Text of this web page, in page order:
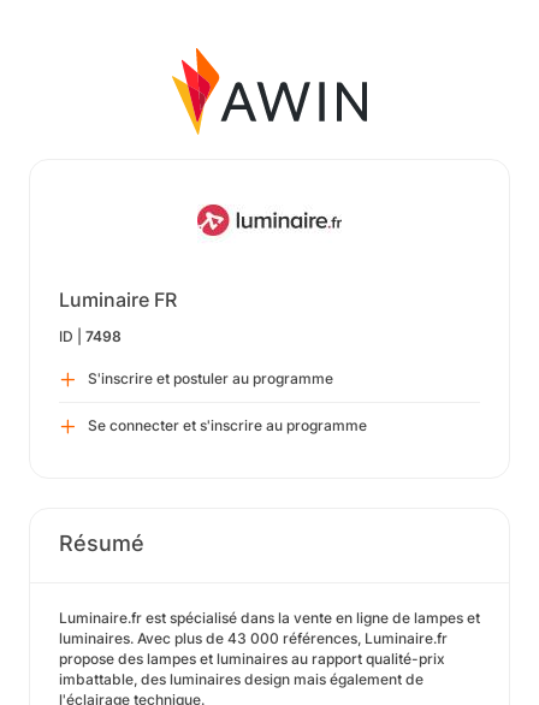
Luminaire FR
ID | 7498
S'inscrire et postuler au programme
Se connecter et s'inscrire au programme
Résumé
Luminaire.fr est spécialisé dans la vente en ligne de lampes et
luminaires. Avec plus de 43 000 références, Luminaire.fr
propose des lampes et luminaires au rapport qualité-prix
imbattable, des luminaires design mais également de
l'éclairage technique.